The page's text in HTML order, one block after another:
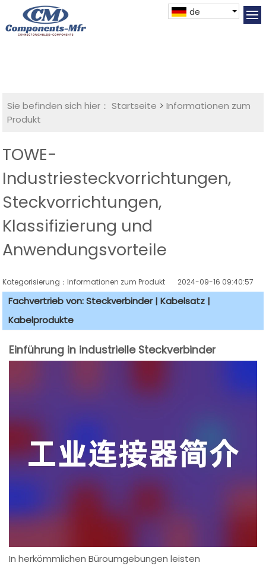
de
Sie befinden sich hier： Startseite >Informationen zum
Produkt
TOWE-
Industriesteckvorrichtungen,
Steckvorrichtungen,
Klassifizierung und
Anwendungsvorteile
Kategorisierung：Informationen zum Produkt 2024-09-16 09:40:57
Fachvertrieb von: Steckverbinder | Kabelsatz |
Kabelprodukte
Einführung in industrielle Steckverbinder
In herkömmlichen Büroumgebungen leisten